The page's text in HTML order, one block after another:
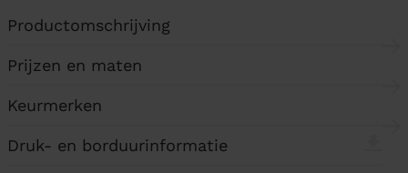
Productomschrijving
Prijzen en maten
Keurmerken
Druk- en borduurinformatie